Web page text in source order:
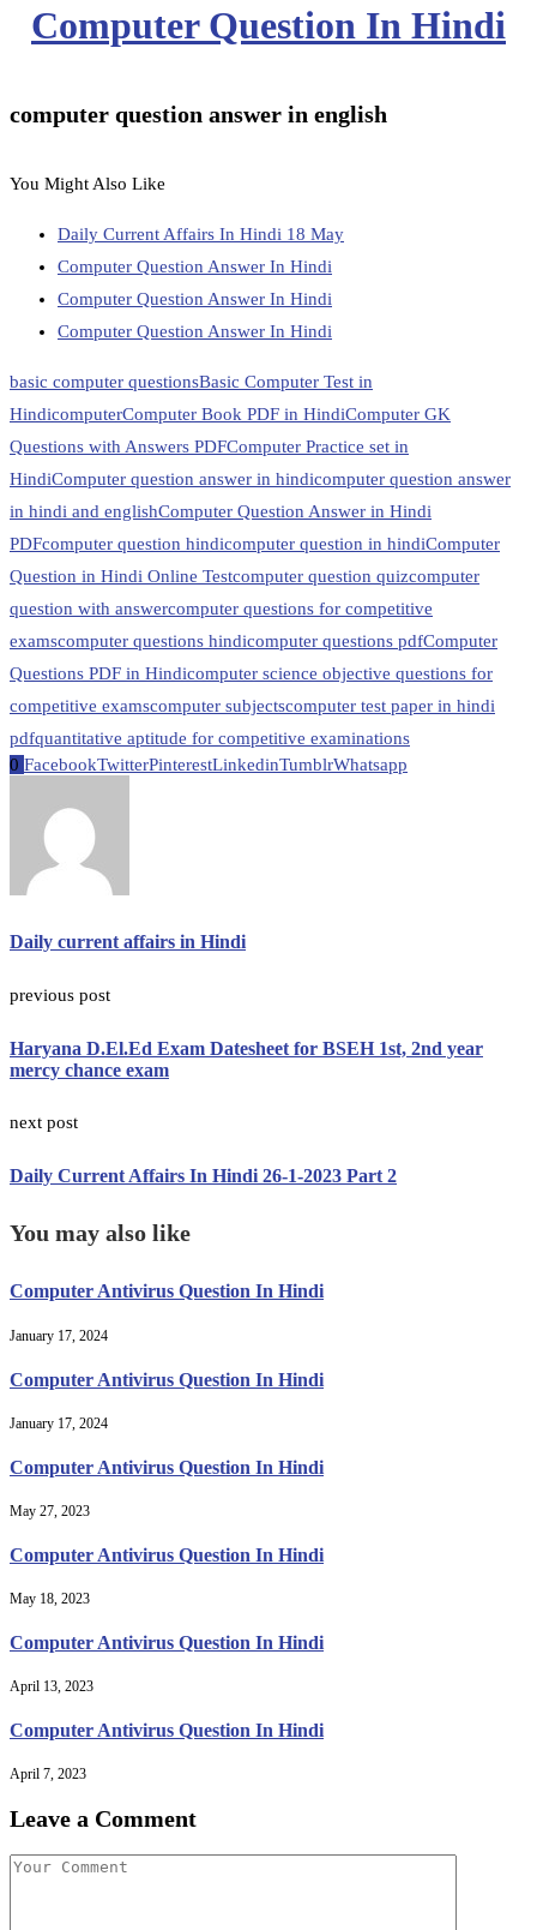
Computer Question In Hindi
computer question answer in english
You Might Also Like
Daily Current Affairs In Hindi 18 May
Computer Question Answer In Hindi
Computer Question Answer In Hindi
Computer Question Answer In Hindi
basic computer questionsBasic Computer Test in
HindicomputerComputer Book PDF in HindiComputer GK
Questions with Answers PDFComputer Practice set in
HindiComputer question answer in hindicomputer question answer
in hindi and englishComputer Question Answer in Hindi
PDFcomputer question hindicomputer question in hindiComputer
Question in Hindi Online Testcomputer question quizcomputer
question with answercomputer questions for competitive
examscomputer questions hindicomputer questions pdfComputer
Questions PDF in Hindicomputer science objective questions for
competitive examscomputer subjectscomputer test paper in hindi
pdfquantitative aptitude for competitive examinations
0 FacebookTwitterPinterestLinkedinTumblrWhatsapp
Daily current affairs in Hindi
previous post
Haryana D.El.Ed Exam Datesheet for BSEH 1st, 2nd year
mercy chance exam
next post
Daily Current Affairs In Hindi 26-1-2023 Part 2
You may also like
Computer Antivirus Question In Hindi
January 17, 2024
Computer Antivirus Question In Hindi
January 17, 2024
Computer Antivirus Question In Hindi
May 27, 2023
Computer Antivirus Question In Hindi
May 18, 2023
Computer Antivirus Question In Hindi
April 13, 2023
Computer Antivirus Question In Hindi
April 7, 2023
Leave a Comment